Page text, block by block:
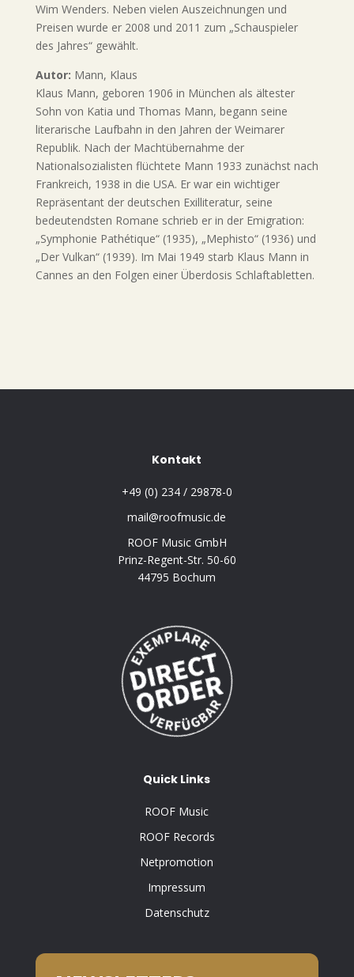
Wim Wenders. Neben vielen Auszeichnungen und
Preisen wurde er 2008 und 2011 zum „Schauspieler
des Jahres“ gewählt.
Autor: Mann, Klaus
Klaus Mann, geboren 1906 in München als ältester
Sohn von Katia und Thomas Mann, begann seine
literarische Laufbahn in den Jahren der Weimarer
Republik. Nach der Machtübernahme der
Nationalsozialisten flüchtete Mann 1933 zunächst nach
Frankreich, 1938 in die USA. Er war ein wichtiger
Repräsentant der deutschen Exilliteratur, seine
bedeutendsten Romane schrieb er in der Emigration:
„Symphonie Pathétique“ (1935), „Mephisto“ (1936) und
„Der Vulkan“ (1939). Im Mai 1949 starb Klaus Mann in
Cannes an den Folgen einer Überdosis Schlaftabletten.
Kontakt
+49 (0) 234 / 29878-0
mail@roofmusic.de
ROOF Music GmbH
Prinz-Regent-Str. 50-60
44795 Bochum
Quick Links
ROOF Music
ROOF Records
Netpromotion
Impressum
Datenschutz